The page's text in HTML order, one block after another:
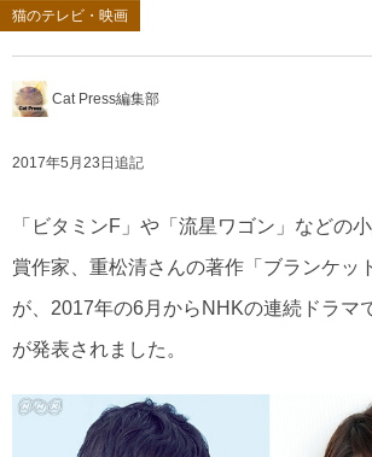
猫のテレビ・映画
Cat Press編集部
2017年5月23日追記
「ビタミンF」や「流星ワゴン」などの
賞作家、重松清さんの著作「ブランケッ
が、2017年の6月からNHKの連続ドラマ
が発表されました。